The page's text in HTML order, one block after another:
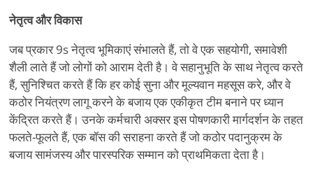
नेतृत्व और विकास
जब प्रकार 9s नेतृत्व भूमिकाएं संभालते हैं, तो वे एक सहयोगी, समावेशी
शैली लाते हैं जो लोगों को आराम देती है। वे सहानुभूति के साथ नेतृत्व करते
हैं, सुनिश्चित करते हैं कि हर कोई सुना और मूल्यवान महसूस करे, और वे
कठोर नियंत्रण लागू करने के बजाय एक एकीकृत टीम बनाने पर ध्यान
केंद्रित करते हैं। उनके कर्मचारी अक्सर इस पोषणकारी मार्गदर्शन के तहत
फलते-फूलते हैं, एक बॉस की सराहना करते हैं जो कठोर पदानुक्रम के
बजाय सामंजस्य और पारस्परिक सम्मान को प्राथमिकता देता है।